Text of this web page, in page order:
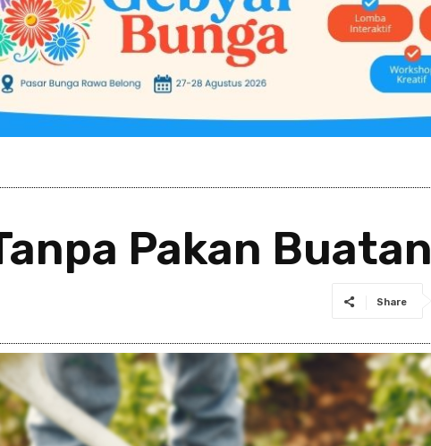
Pakan Buatan
Share